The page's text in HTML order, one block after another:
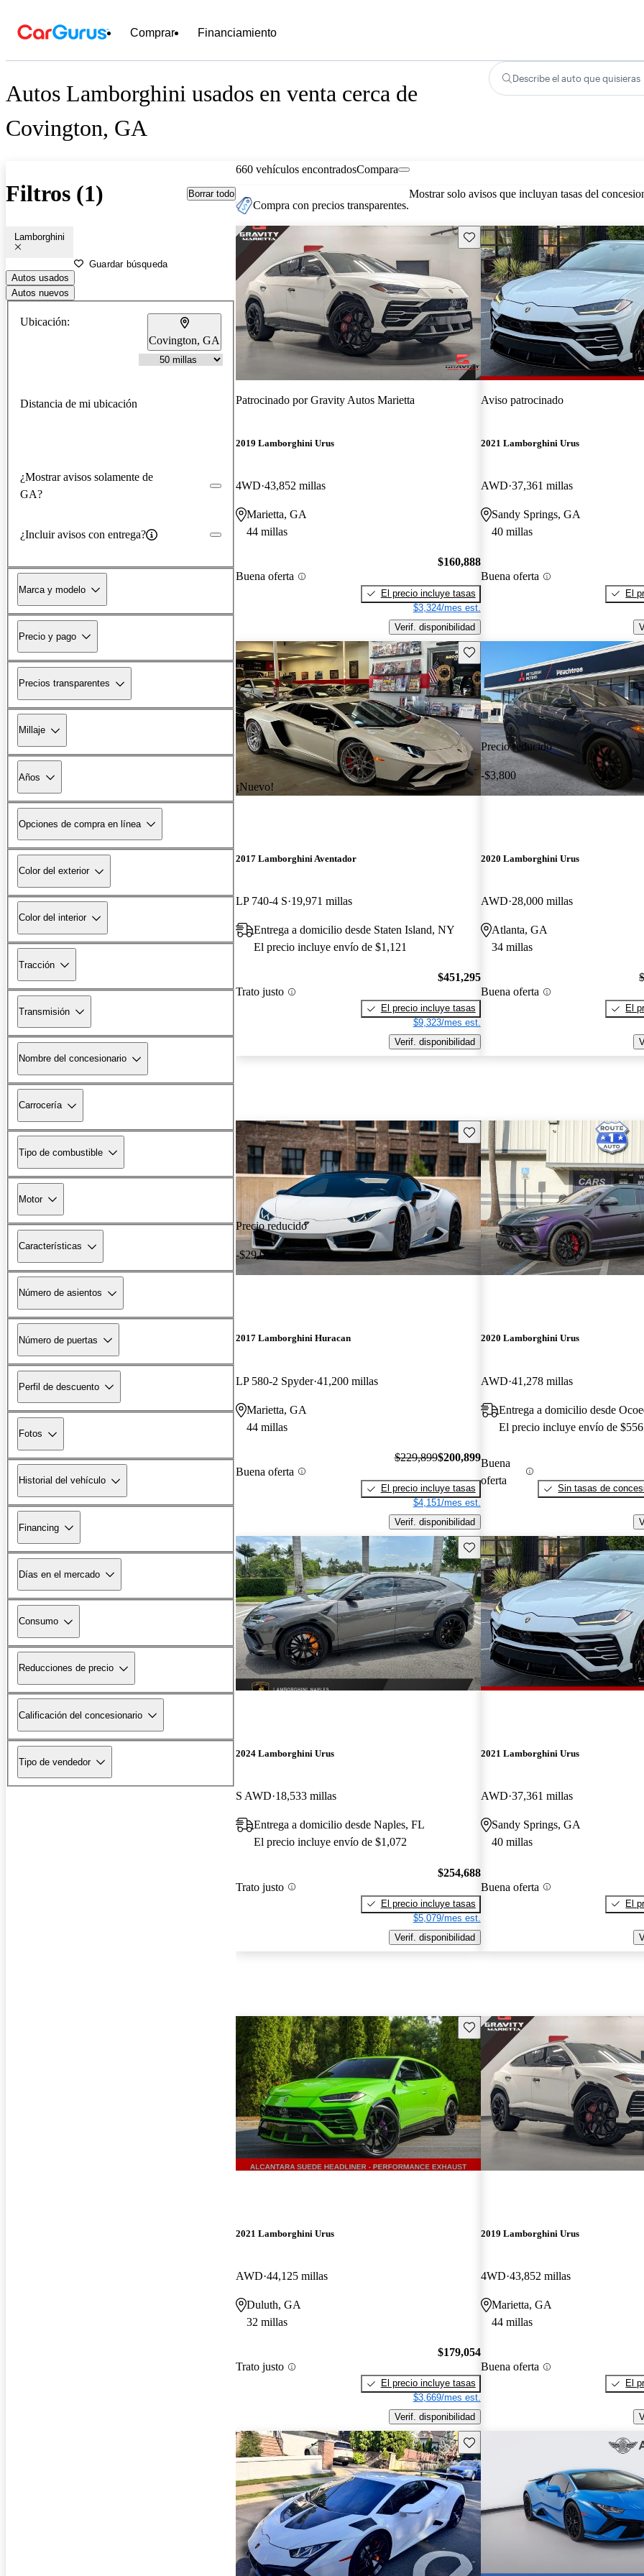
Comprar Financiamiento
Autos Lamborghini usados en venta cerca de
Covington, GA
Describe el auto que quisieras
Filtros (1) Borrar todo
Lamborghini
Guardar búsqueda
Autos usados
Autos nuevos
Ubicación:
Covington, GA
Distancia de mi ubicación
¿Mostrar avisos solamente de
GA?
¿Incluir avisos con entrega?
Marca y modelo
Precio y pago
Precios transparentes
Millaje
Años
Opciones de compra en línea
Color del exterior
Color del interior
Tracción
Transmisión
Nombre del concesionario
Carrocería
Tipo de combustible
Motor
Características
Número de asientos
Número de puertas
Perfil de descuento
Fotos
Historial del vehículo
Financing
Días en el mercado
Consumo
Reducciones de precio
Calificación del concesionario
Tipo de vendedor
660 vehículos encontradosCompara
Compra con precios transparentes.
Mostrar solo avisos que incluyan tasas del
Guarda este Aviso
Patrocinado porGravity Autos Marietta
2019 Lamborghini Urus
4WD 43,852 millas
Marietta, GA
44 millas
Buena oferta
$160,888
El precio incluye tasas
$3,324/mes est.
Verif. disponibilidad
Aviso patrocinado
2021 Lamborghini Urus
AWD 37,361 millas
Sandy Springs, GA
40 millas
Buena oferta
El
¡Nuevo!
Guarda este Aviso
2017 Lamborghini Aventador
LP 740-4 S 19,971 millas
Entrega a domicilio desde Staten Island, NY
El precio incluye envío de $1,121
Trato justo
$451,295
El precio incluye tasas
$9,323/mes est.
Verif. disponibilidad
Precio reducido
-$3,800
2020 Lamborghini Urus
AWD 28,000 millas
Atlanta, GA
34 millas
Buena oferta
El
Precio reducido
-$29,000
Guarda este Aviso
2017 Lamborghini Huracan
LP 580-2 Spyder 41,200 millas
Marietta, GA
44 millas
Buena oferta
$229,899$200,899
El precio incluye tasas
$4,151/mes est.
Verif. disponibilidad
2020 Lamborghini Urus
AWD 41,278 millas
Entrega a domicilio desde
El precio incluye envío de $556
Buena
oferta
Sin tasas de
Guarda este Aviso
2024 Lamborghini Urus
S AWD 18,533 millas
Entrega a domicilio desde Naples, FL
El precio incluye envío de $1,072
Trato justo
$254,688
El precio incluye tasas
$5,079/mes est.
Verif. disponibilidad
2021 Lamborghini Urus
AWD 37,361 millas
Sandy Springs, GA
40 millas
Buena oferta
El
Guarda este Aviso
2021 Lamborghini Urus
AWD 44,125 millas
Duluth, GA
32 millas
Trato justo
$179,054
El precio incluye tasas
$3,669/mes est.
Verif. disponibilidad
2019 Lamborghini Urus
4WD 43,852 millas
Marietta, GA
44 millas
Buena oferta
El
Guarda este Aviso